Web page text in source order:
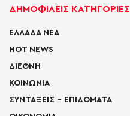
ΔΗΜΟΦΙΛΕΙΣ ΚΑΤΗΓΟΡΙΕΣ
ΕΛΛΑΔΑ ΝΕΑ
HOT NEWS
ΔΙΕΘΝΗ
ΚΟΙΝΩΝΙΑ
ΣΥΝΤΑΞΕΙΣ – ΕΠΙΔΟΜΑΤΑ